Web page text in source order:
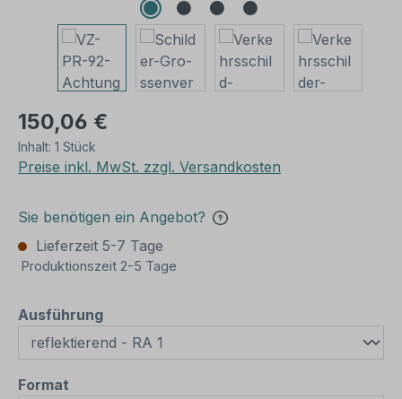
150,06 €
Inhalt: 1 Stück
Preise inkl. MwSt. zzgl. Versandkosten
Sie benötigen ein Angebot?
Lieferzeit 5-7 Tage
Produktionszeit 2-5 Tage
Ausführungauswählen
Format